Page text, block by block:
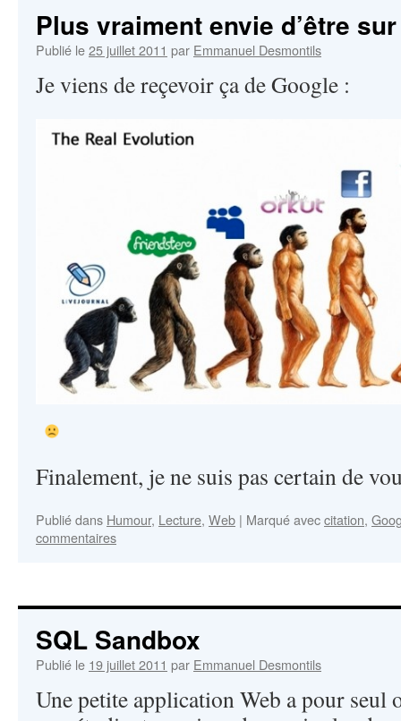
Plus vraiment envie d’être
Publié le25 juillet 2011 par Emmanuel Desmontils
Je viens de reçevoir ça de Google :
Finalement, je ne suis pas certain de
Publié dans Humour, Lecture, Web | Marqué aveccitation,
commentaires
SQL Sandbox
Publié le 19 juillet 2011 par Emmanuel Desmontils
Une petite application Web a pour seul